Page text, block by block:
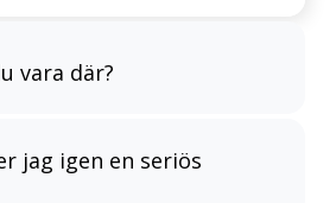
vara där?
jag igen en seriös